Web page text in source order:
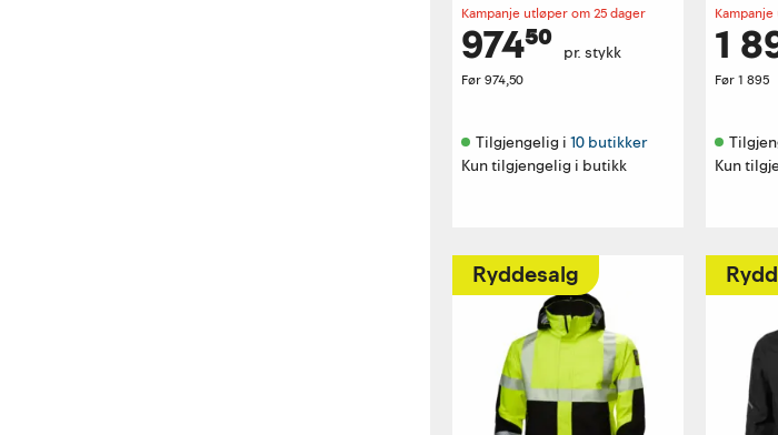
Kampanje utløper om 25 dager
974⁵⁰ pr. stykk
Før974,50
Tilgjengelig i 10 butikker
Kun tilgjengelig i butikk
1
Før 1 895
Kun
Ryddesalg